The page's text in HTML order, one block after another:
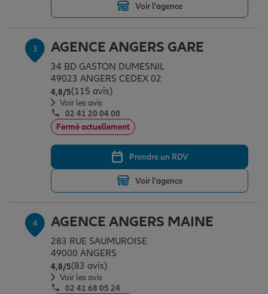
Préparer l’avenir
Le Pack Famille
Garantie des accidents de la vie
Assurance scolaire
Retraite
Tous nos devis d'assurance
Voir l'agence
3 AGENCE ANGERS GARE
34 BD GASTON DUMESNIL
49023 ANGERS CEDEX 02
4,8/5Note de 4.8 sur 5
(115 avis)
Voir les avis
02 41 20 04 00
Fermé actuellement
Prendre un RDV
Voir l'agence
4 AGENCE ANGERS MAINE
283 RUE SAUMUROISE
49000 ANGERS
4,8/5Note de 4.8 sur 5
(83 avis)
Voir les avis
02 41 68 05 24